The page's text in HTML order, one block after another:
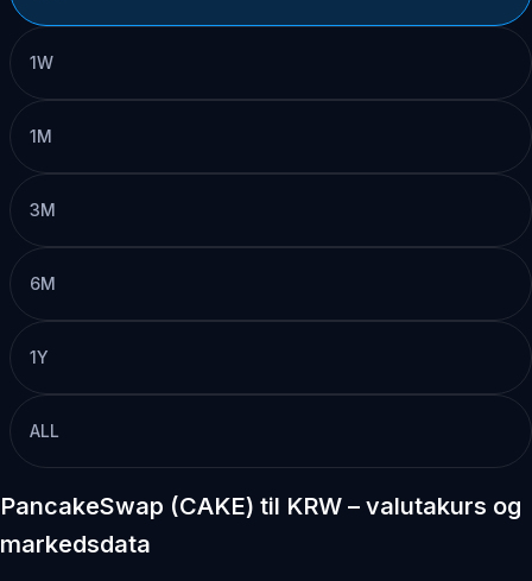
1W
1M
3M
6M
1Y
ALL
PancakeSwap (CAKE) til KRW – valutakurs og
markedsdata